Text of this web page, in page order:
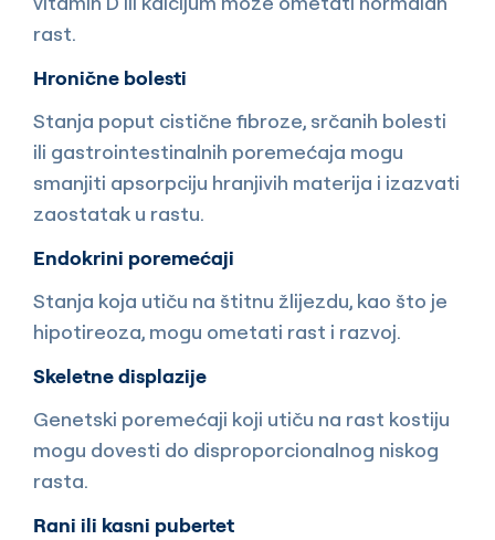
rast.
Hronične bolesti
Stanja poput cistične fibroze, srčanih bolesti
ili gastrointestinalnih poremećaja mogu
smanjiti apsorpciju hranjivih materija i izazvati
zaostatak u rastu.
Endokrini poremećaji
Stanja koja utiču na štitnu žlijezdu, kao što je
hipotireoza, mogu ometati rast i razvoj.
Skeletne displazije
Genetski poremećaji koji utiču na rast kostiju
mogu dovesti do disproporcionalnog niskog
rasta.
Rani ili kasni pubertet